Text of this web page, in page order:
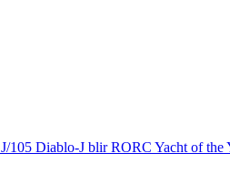
J/105 Diablo-J blir RORC Yacht of the